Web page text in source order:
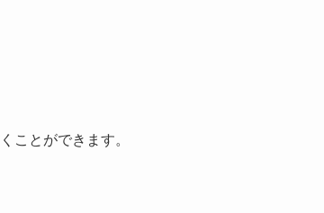
ことができます。